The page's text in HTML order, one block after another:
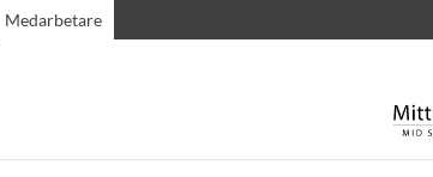
Medarbetare